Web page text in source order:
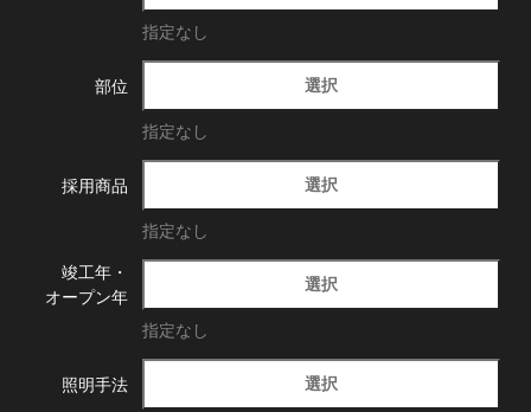
指定なし
部位 選択
指定なし
採用商品 選択
指定なし
竣工年・
オープン年
選択
指定なし
照明手法 選択